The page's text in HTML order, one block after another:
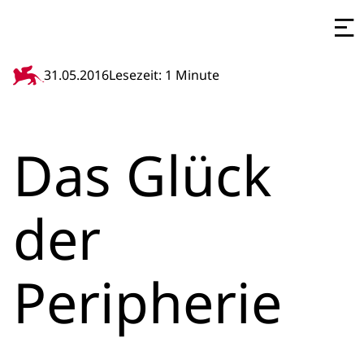
31.05.2016Lesezeit: 1 Minute
Das Glück
der
Peripherie